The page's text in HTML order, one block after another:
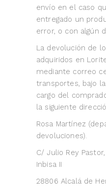
envío en el caso
entregado un
error, o con algún
La devolución de
adquiridos en
mediante correo
transportes, bajo
cargo del
la siguiente
Rosa Martínez
devoluciones).
C/ Julio Rey
Inbisa II
28806 Alcalá de